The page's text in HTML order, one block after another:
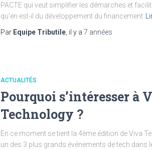
PACTE qui veut simplifier les démarches et
qu’en est-il du développement du financement
Par Equipe Tributile , il y a 7 années
ACTUALITÉS
Pourquoi s’intéresser à
Technology ?
En ce moment se tient la 4ème édition de Viva
un des 3 plus grands événements de tech dans